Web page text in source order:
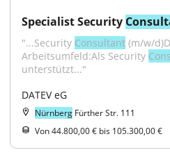
Specialist Security
"...Security Consultant (m/w/
Arbeitsumfeld:Als Security
unterstützt..."
DATEV eG
Nürnberg Fürther Str. 111
Von 44.800,00 € bis 105.300,00 €